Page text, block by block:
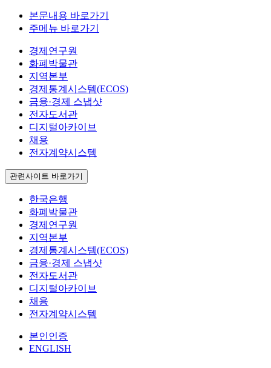
본문내용 바로가기
주메뉴 바로가기
경제연구원
화폐박물관
지역본부
경제통계시스템(ECOS)
금융·경제 스냅샷
전자도서관
디지털아카이브
채용
전자계약시스템
관련사이트 바로가기
한국은행
화폐박물관
경제연구원
지역본부
경제통계시스템(ECOS)
금융·경제 스냅샷
전자도서관
디지털아카이브
채용
전자계약시스템
본인인증
ENGLISH